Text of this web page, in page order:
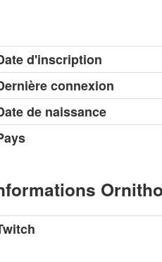
d'inscription
connexion
de naissance